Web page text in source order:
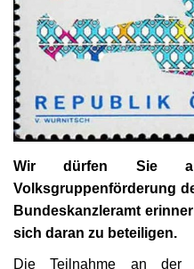
Kultur
Geschichte
Gesundheit
Wirtschaft
Kunst
Sport
Wir dürfen Sie
Volksgruppenförderung
Bundeskanzleramt
sich daran zu beteiligen.
Die Teilnahme an der